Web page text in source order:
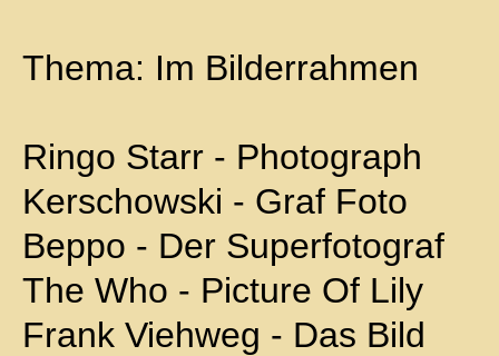
Thema: Im Bilderrahmen
Ringo Starr - Photograph
Kerschowski - Graf Foto
Beppo - Der Superfotograf
The Who - Picture Of Lily
Frank Viehweg - Das Bild